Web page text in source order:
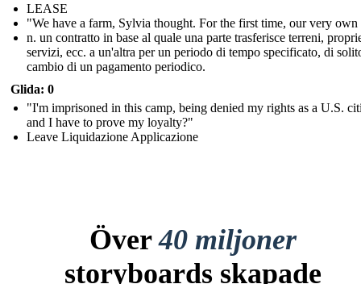
LEASE
"We have a farm, Sylvia thought. For the first time, our very
n. un contratto in base al quale una parte trasferisce terreni,
servizi, ecc. a un'altra per un periodo di tempo specificato, di
cambio di un pagamento periodico.
Glida: 0
"I'm imprisoned in this camp, being denied my rights as a U.S.
and I have to prove my loyalty?"
Leave Liquidazione Applicazione
Över40 miljoner
storyboards skapade